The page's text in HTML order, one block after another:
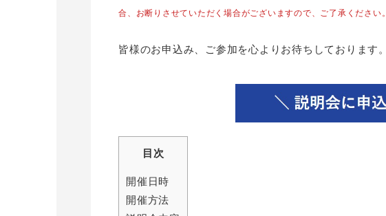
合、お断りさせていただく場合がございますので、ご了承ください。
皆様のお申込み、ご参加を心よりお待ちしております。
目次
開催日時
開催方法